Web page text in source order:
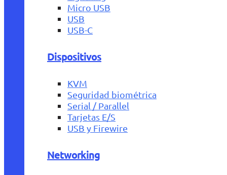
Micro USB
USB
USB-C
Dispositivos
KVM
Seguridad biométrica
Serial / Parallel
Tarjetas E/S
USB y Firewire
Networking